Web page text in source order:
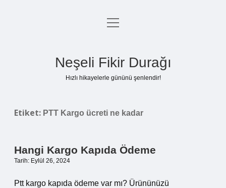
Anasayfa
menüyü
Neşeli Fikir Durağı
Hızlı hikayelerle gününü şenlendir!
Etiket: PTT Kargo ücreti ne kadar
Hangi Kargo Kapıda Ödeme
Tarih: Eylül 26, 2024
Ptt kargo kapıda ödeme var mı? Ürününüzü